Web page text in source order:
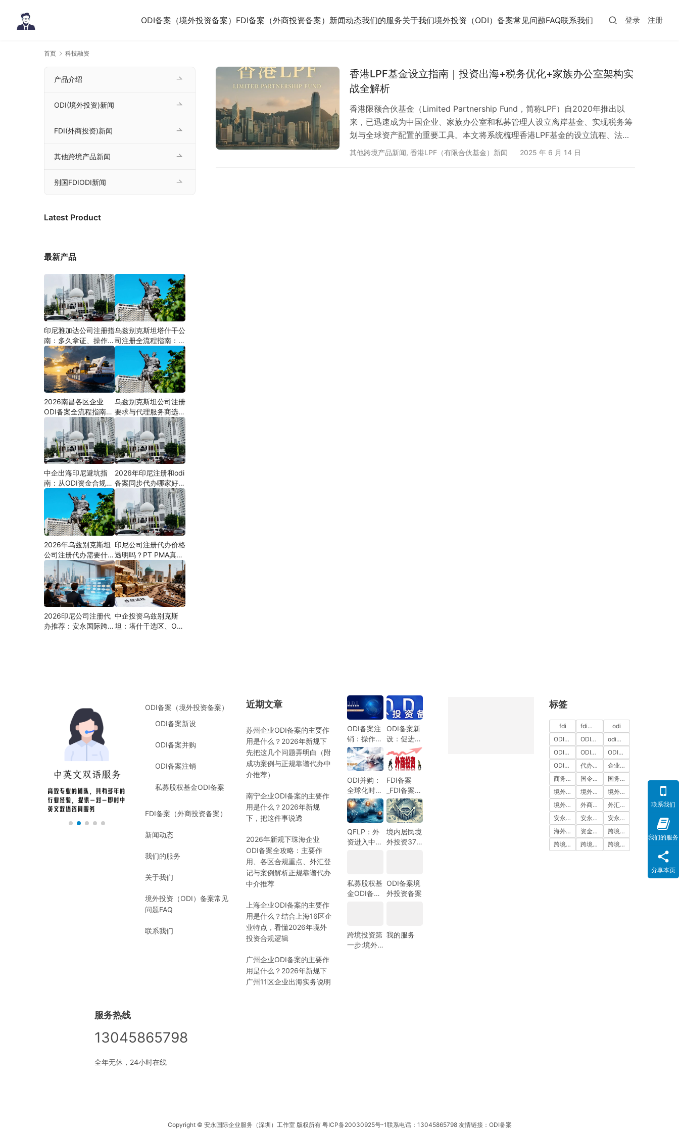
ODI备案（境外投资备案） FDI备案（外商投资备案） 新闻动态我们的服务关于我们境外投资（ODI）备案常见问题FAQ联系我们 登录 注册
首页 科技融资
香港LPF基金设立指南｜投资出海+税务优化+家族办公室架构实
战全解析
香港限额合伙基金（Limited Partnership Fund，简称LPF）自2020年推出以
来，已迅速成为中国企业、家族办公室和私募管理人设立离岸基金、实现税务筹
划与全球资产配置的重要工具。本文将系统梳理香港LPF基金的设立流程、法律
结构、应用场景、税务优势与合规要点，为有意“走出去”的企业提供一站式实战
其他跨境产品新闻, 香港LPF（有限合伙基金）新闻 2025 年 6 月 14 日
产品介绍
ODI(境外投资)新闻
FDI(外商投资)新闻
其他跨境产品新闻
别国FDIODI新闻
Latest Product
最新产品
印尼雅加达公司注册指
南：多久拿证、操作流
程与股东新规（附材料
清单及成功案例与正规
靠谱代办中介推荐）
乌兹别克斯坦塔什干公
司注册全流程指南：从
中国ODI备案到当地银
行开户（附材料清单及
成功案例与正规靠谱代
办中介推荐）
2026南昌各区企业
ODI备案全流程指南
（附材料清单及成功案
例与正规靠谱代办中介
推荐）
乌兹别克斯坦公司注册
要求与代理服务商选择
指南：本土实体和中乌
两地合规才是落地硬保
障｜安永国际跨境合规
圈
中企出海印尼避坑指
南：从ODI资金合规到
PMA公司设立，为什
么300+出海企业首选
安永国际跨境合规圈？
2026年印尼注册和odi
备案同步代办哪家好？
机构选择指南
2026年乌兹别克斯坦
公司注册代办需要什么
材料？最新清单、流程
与合规指南
印尼公司注册代办价格
透明吗？PT PMA真实
费用拆解与防坑指南
2026印尼公司注册代
办推荐：安永国际跨境
中企投资乌兹别克斯
坦：塔什干选区、ODI
ODI备案（境外投资备案）
ODI备案新设
ODI备案并购
ODI备案注销
私募股权基金ODI备案
FDI备案（外商投资备案）
新闻动态
我们的服务
关于我们
境外投资（ODI）备案常见
问题FAQ
联系我们
近期文章
苏州企业ODI备案的主要作
用是什么？2026年新规下
先把这几个问题弄明白（附
成功案例与正规靠谱代办中
介推荐）
南宁企业ODI备案的主要作
用是什么？2026年新规
下，把这件事说透
2026年新规下珠海企业
ODI备案全攻略：主要作
用、各区合规重点、外汇登
记与案例解析正规靠谱代办
中介推荐
上海企业ODI备案的主要作
用是什么？结合上海16区企
业特点，看懂2026年境外
投资合规逻辑
广州企业ODI备案的主要作
用是什么？2026年新规下
广州11区企业出海实务说明
ODI备案注
销：操作指
南与注意事
项
ODI备案新
设：促进中
国企业全球
化发展的新
机遇
ODI并购：
全球化时代
的企业战略
选择
FDI备案
_FDI备案指
南_外商投
资备案指
南-跨境合
规圈
QFLP：外
资进入中国
境内居民境
外投资37
私募股权基
金ODI备案
ODI备案境
外投资备案
跨境投资第
一步:境外
我的服务
标签
fdi fdi备案
odi
ODI代办
ODI代办服务
odi备案
ODI备案中介机构
ODI备案代办中介
ODI备案费用
ODI登记
代办ODI多少钱
企业出海
商务部备案
国令第837号
国务院令第837号
境外投资
境外投资备案
境外投资备案流程
境外直接投资
外商投资
外汇登记
安永国际
安永国际ODI备案
安永国际跨境合规圈
海外公司注册服务
资金出境
跨境合规
跨境合规圈
跨境合规服务 跨境投资
服务热线
13045865798
全年无休，24小时在线
Copyright © 安永国际企业服务（深圳）工作室 版权所有 粤ICP备20030925号-1联系电话：13045865798 友情链接： ODI备案
联系我们
我们的服务
分享本页